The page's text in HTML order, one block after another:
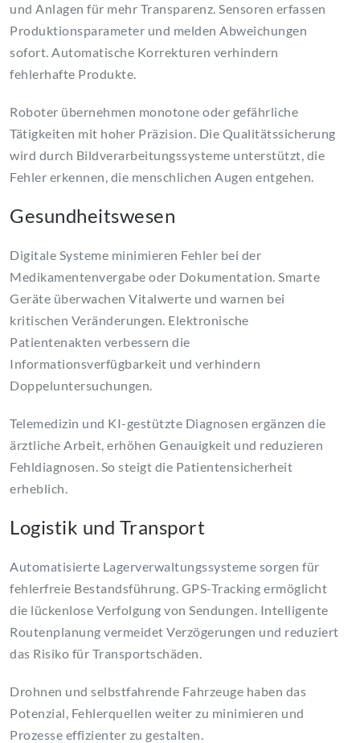
und Anlagen für mehr Transparenz. Sensoren erfassen
Produktionsparameter und melden Abweichungen
sofort. Automatische Korrekturen verhindern
fehlerhafte Produkte.
Roboter übernehmen monotone oder gefährliche
Tätigkeiten mit hoher Präzision. Die Qualitätssicherung
wird durch Bildverarbeitungssysteme unterstützt, die
Fehler erkennen, die menschlichen Augen entgehen.
Gesundheitswesen
Digitale Systeme minimieren Fehler bei der
Medikamentenvergabe oder Dokumentation. Smarte
Geräte überwachen Vitalwerte und warnen bei
kritischen Veränderungen. Elektronische
Patientenakten verbessern die
Informationsverfügbarkeit und verhindern
Doppeluntersuchungen.
Telemedizin und KI-gestützte Diagnosen ergänzen die
ärztliche Arbeit, erhöhen Genauigkeit und reduzieren
Fehldiagnosen. So steigt die Patientensicherheit
erheblich.
Logistik und Transport
Automatisierte Lagerverwaltungssysteme sorgen für
fehlerfreie Bestandsführung. GPS-Tracking ermöglicht
die lückenlose Verfolgung von Sendungen. Intelligente
Routenplanung vermeidet Verzögerungen und reduziert
das Risiko für Transportschäden.
Drohnen und selbstfahrende Fahrzeuge haben das
Potenzial, Fehlerquellen weiter zu minimieren und
Prozesse effizienter zu gestalten.